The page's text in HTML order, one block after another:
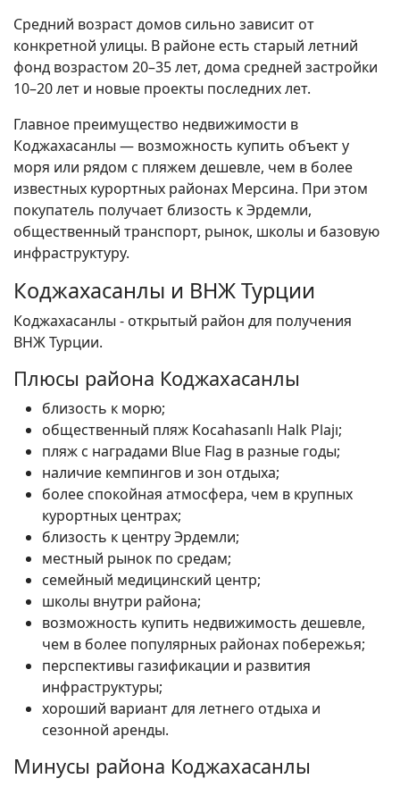
Поиск
Средний возраст домов сильно зависит от
конкретной улицы. В районе есть старый летний
фонд возрастом 20–35 лет, дома средней застройки
10–20 лет и новые проекты последних лет.
Главное преимущество недвижимости в
Коджахасанлы — возможность купить объект у
моря или рядом с пляжем дешевле, чем в более
известных курортных районах Мерсина. При этом
покупатель получает близость к Эрдемли,
общественный транспорт, рынок, школы и базовую
инфраструктуру.
Коджахасанлы и ВНЖ Турции
Коджахасанлы - открытый район для получения
ВНЖ Турции.
Плюсы района Коджахасанлы
близость к морю;
общественный пляж Kocahasanlı Halk Plajı;
пляж с наградами Blue Flag в разные годы;
наличие кемпингов и зон отдыха;
более спокойная атмосфера, чем в крупных
курортных центрах;
близость к центру Эрдемли;
местный рынок по средам;
семейный медицинский центр;
школы внутри района;
возможность купить недвижимость дешевле,
чем в более популярных районах побережья;
перспективы газификации и развития
инфраструктуры;
хороший вариант для летнего отдыха и
сезонной аренды.
Минусы района Коджахасанлы